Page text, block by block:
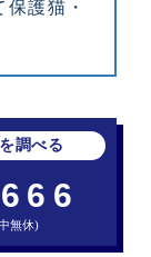
護猫・
調べる
無休)